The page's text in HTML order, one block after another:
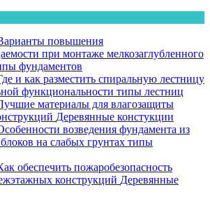
повышения
при монтаже мелкозаглубленного
фундаментов
и как разместить спиральную лестницу
функциональности типы лестниц
материалы для влагозащиты
Деревянные констукции
возведения фундамента из
на слабых грунтах типы
обеспечить пожаробезопасность
конструкций Деревянные